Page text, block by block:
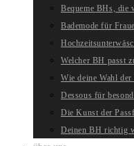
Bequeme BHs, die
Bademode für
Welcher BH passt
Wie deine Wahl
Dessous für
Die Kunst der
Deinen BH richtig